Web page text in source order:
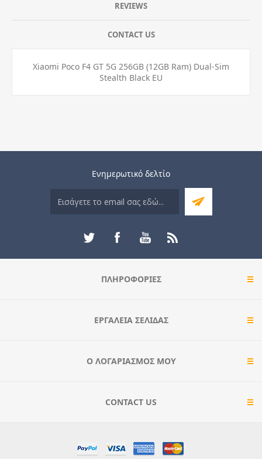
REVIEWS
CONTACT US
Xiaomi Poco F4 GT 5G 256GB (12GB Ram) Dual-Sim
Stealth Black EU
Ενημερωτικό δελτίο
ΠΛΗΡΟΦΟΡΊΕΣ
ΕΡΓΑΛΕΊΑ ΣΕΛΊΔΑΣ
Ο ΛΟΓΑΡΙΑΣΜΌΣ ΜΟΥ
CONTACT US